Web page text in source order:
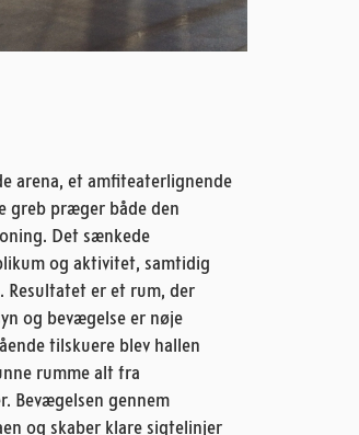
arena, et amfiteaterlignende
greb præger både den
Det sænkede
og aktivitet, samtidig
Resultatet er et rum, der
og bevægelse er nøje
tilskuere blev hallen
rumme alt fra
Bevægelsen gennem
og skaber klare sigtelinjer